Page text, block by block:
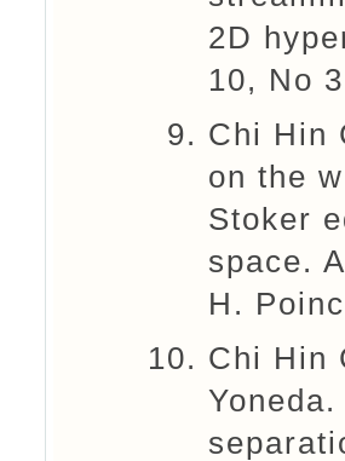
2D
10, No
Chi Hin
on the
Stoker
space.
H.
Chi Hin